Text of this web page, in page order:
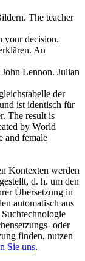
The teacher
your decision.
An
John Lennon. Julian
der
ist identisch für
The result is
by World
and female
Kontexten werden
d. h. um den
Übersetzung in
automatisch aus
oder
finden, nutzen
Sie uns.